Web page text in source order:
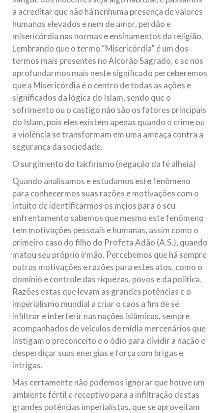
a acreditar que não há nenhuma presença de valores
humanos elevados e nem de amor, perdão e
misericórdia nas normas e ensinamentos da religião.
Lembrando que o termo “Misericórdia” é um dos
termos mais presentes no Alcorão Sagrado, e se nos
aprofundarmos mais neste significado perceberemos
que a Misericórdia é o centro de todas as ações e
significados da lógica do Islam, sendo que o
sofrimento ou o castigo não são os fatores principais
do Islam, pois eles existem apenas quando o crime ou
a violência se transformam em uma ameaça contra a
segurança da sociedade.
O surgimento do takfirismo (negação da fé alheia)
Quando analisamos e estudamos este fenômeno
para conhecermos suas razões e motivações com o
intuito de identificarmos os meios para o seu
enfrentamento sabemos que mesmo este fenômeno
tem motivações pessoais e humanas, assim como o
primeiro caso do filho do Profeta Adão (A.S.), quando
matou seu próprio irmão. Percebemos que há sempre
outras motivações e razões para estes atos, como o
domínio e controle das riquezas, povos e da política.
Razões estas que levam as grandes potências e o
imperialismo mundial a criar o caos a fim de se
infiltrar e interferir nas nações islâmicas, sempre
acompanhados de veículos de mídia mercenários que
instigam o preconceito e o ódio para dividir a nação e
desperdiçar suas energias e força com brigas e
intrigas.
Mas certamente não podemos ignorar que houve um
ambiente fértil e receptivo para a infiltração destas
grandes potências imperialistas, que se aproveitam